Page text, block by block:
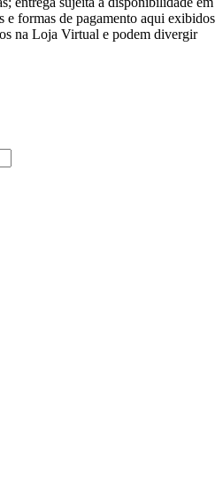
e formas de pagamento aqui exibidos
na Loja Virtual e podem divergir